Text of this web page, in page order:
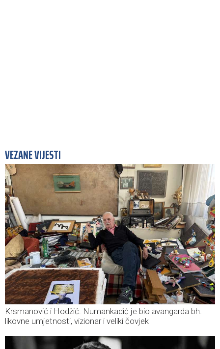
VEZANE VIJESTI
Krsmanović i Hodžić: Numankadić je bio avangarda bh.
likovne umjetnosti, vizionar i veliki čovjek